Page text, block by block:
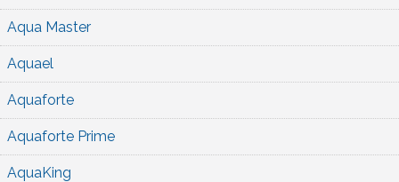
Aqua Master
Aquael
Aquaforte
Aquaforte Prime
AquaKing